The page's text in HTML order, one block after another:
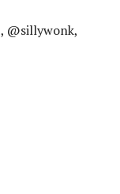
@sillywonk,